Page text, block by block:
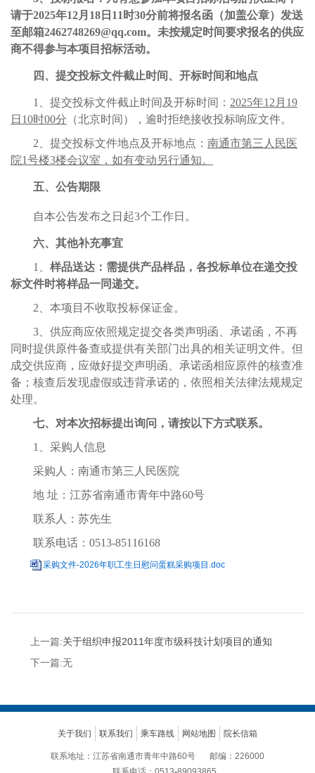
请于2025年12月 18 日 11 时30分前将报名函 （加盖公章） 发送
至邮箱2462748269@qq.com。未按规定时间要求报名的供应
商不得参与本项目招标活动。
四、 提交投标文件截止时间、开标时间和地点
1 、提交投标文件截止时间及开标时间： 2025年12 月 19
日 10时00分 （北京时间） ， 逾时拒绝接收投标响应文件。
2 、提交投标文件地点及开标地点 ： 南通市第三人民医
院1号楼3楼会议室，如有变动另行通知。
五、公告期限
自本公告发布之日起3个工作日。
六、 其他补充事宜
1
样品送达： 需提供产品样品， 各投标单位在递交投
标文件时将样品一同递交。
2 、本项目不收取投标保证金。
3 、供应商应依照规定提交各类声明函、承诺函，不再
同时提供原件备查或提供有关部门出具的相关证明文件。但
成交供应商，应做好提交声明函、承诺函相应原件的核查准
备；核查后发现虚假或违背承诺的，依照相关法律法规规定
处理。
七、对本次招标提出询问，请按以下方式联系。
1
、采购人信息
采购人：南通市第三人民医院
地 址：江苏省南通市青年中路60号
联系人： 苏先生
联系电话： 0513-85116168
采购文件-2026年职工生日慰问蛋糕采购项目.doc
上一篇:关于组织申报2011年度市级科技计划项目的通知
下一篇:无
关于我们 联系我们 乘车路线 网站地图 院长信箱
联系地址：江苏省南通市青年中路60号
邮编：226000